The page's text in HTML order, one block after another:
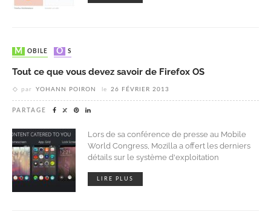
MOBILE OS
Tout ce que vous devez savoir de Firefox OS
par YOHANN POIRON le 26 FÉVRIER 2013
PARTAGE
Lors de sa conférence de presse au Mobile
World Congress, Mozilla a offert les derniers
détails sur le système d'exploitation
LIRE PLUS